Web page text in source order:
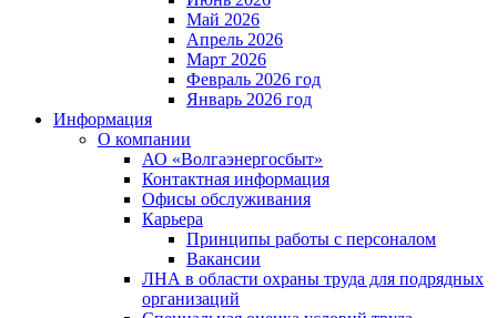
Май 2026
Апрель 2026
Март 2026
Февраль 2026 год
Январь 2026 год
Информация
О компании
АО «Волгаэнергосбыт»
Контактная информация
Офисы обслуживания
Карьера
Принципы работы с персоналом
Вакансии
ЛНА в области охраны труда для подрядных
организаций